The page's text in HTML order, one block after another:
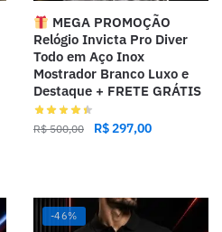
MEGA PROMOÇÃO
Relógio Invicta Pro Diver
Todo em Aço Inox
Mostrador Branco Luxo e
Destaque + FRETE GRÁTIS
R$500,00 R$297,00
-46%